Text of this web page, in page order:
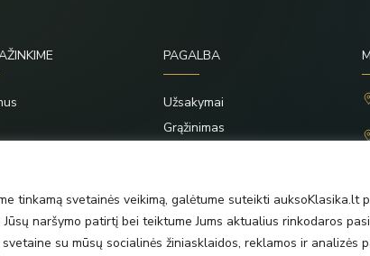
tinkamą svetainės veikimą, galėtume suteikti auksoKlasika.lt
naršymo patirtį bei teiktume Jums aktualius rinkodaros
su mūsų socialinės žiniasklaidos, reklamos ir analizės
PAGALBA
Užsakymai
Grąžinimas